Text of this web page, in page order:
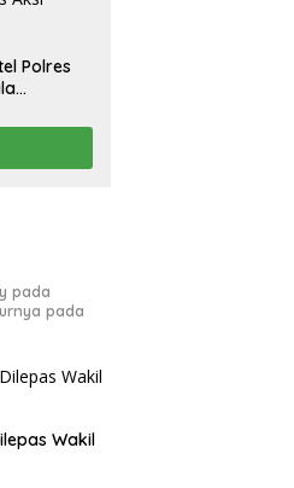
Polres
Damai
pada
pada
Wakil